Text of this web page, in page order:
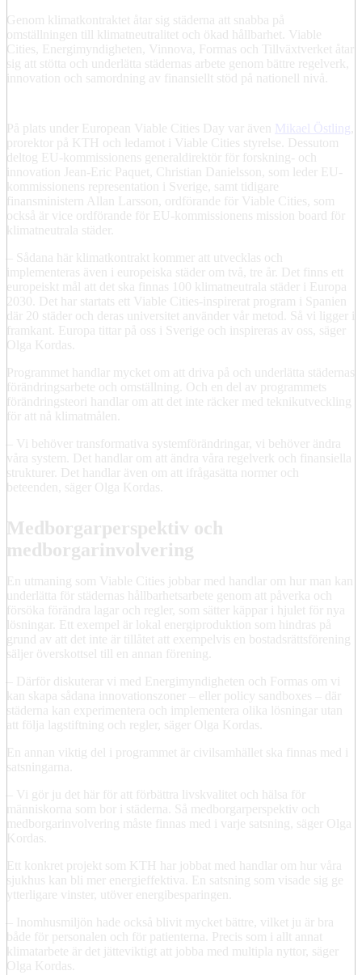
Genom klimatkontraktet åtar sig städerna att snabba på
omställningen till klimatneutralitet och ökad hållbarhet. Viable
Cities, Energimyndigheten, Vinnova, Formas och Tillväxtverket åtar
sig att stötta och underlätta städernas arbete genom bättre regelverk,
innovation och samordning av finansiellt stöd på nationell nivå.
På plats under European Viable Cities Day var även Mikael Östling
prorektor på KTH och ledamot i Viable Cities styrelse. Dessutom
deltog EU-kommissionens generaldirektör för forskning- och
innovation Jean-Eric Paquet, Christian Danielsson, som leder EU-
kommissionens representation i Sverige, samt tidigare
finansministern Allan Larsson, ordförande för Viable Cities, som
också är vice ordförande för EU-kommissionens mission board för
klimatneutrala städer.
– Sådana här klimatkontrakt kommer att utvecklas och
implementeras även i europeiska städer om två, tre år. Det finns ett
europeiskt mål att det ska finnas 100 klimatneutrala städer i Europa
2030. Det har startats ett Viable Cities-inspirerat program i Spanien
där 20 städer och deras universitet använder vår metod. Så vi ligger i
framkant. Europa tittar på oss i Sverige och inspireras av oss, säger
Olga Kordas.
Programmet handlar mycket om att driva på och underlätta städernas
förändringsarbete och omställning. Och en del av programmets
förändringsteori handlar om att det inte räcker med teknikutveckling
för att nå klimatmålen.
– Vi behöver transformativa systemförändringar, vi behöver ändra
våra system. Det handlar om att ändra våra regelverk och finansiella
strukturer. Det handlar även om att ifrågasätta normer och
beteenden, säger Olga Kordas.
Medborgarperspektiv och
medborgarinvolvering
En utmaning som Viable Cities jobbar med handlar om hur man kan
underlätta för städernas hållbarhetsarbete genom att påverka och
försöka förändra lagar och regler, som sätter käppar i hjulet för nya
lösningar. Ett exempel är lokal energiproduktion som hindras på
grund av att det inte är tillåtet att exempelvis en bostadsrättsförening
säljer överskottsel till en annan förening.
– Därför diskuterar vi med Energimyndigheten och Formas om vi
kan skapa sådana innovationszoner – eller policy sandboxes – där
städerna kan experimentera och implementera olika lösningar utan
att följa lagstiftning och regler, säger Olga Kordas.
En annan viktig del i programmet är civilsamhället ska finnas med i
satsningarna.
– Vi gör ju det här för att förbättra livskvalitet och hälsa för
människorna som bor i städerna. Så medborgarperspektiv och
medborgarinvolvering måste finnas med i varje satsning, säger Olga
Kordas.
Ett konkret projekt som KTH har jobbat med handlar om hur våra
sjukhus kan bli mer energieffektiva. En satsning som visade sig ge
ytterligare vinster, utöver energibesparingen.
– Inomhusmiljön hade också blivit mycket bättre, vilket ju är bra
både för personalen och för patienterna. Precis som i allt annat
klimatarbete är det jätteviktigt att jobba med multipla nyttor, säger
Olga Kordas.